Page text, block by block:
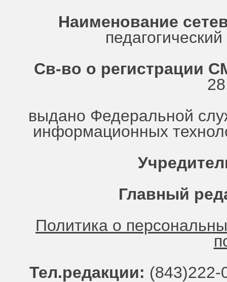
Наименование
Св-во о регистрации
выдано Федеральной
информационных
Главный
Политика о
Тел.редакции: